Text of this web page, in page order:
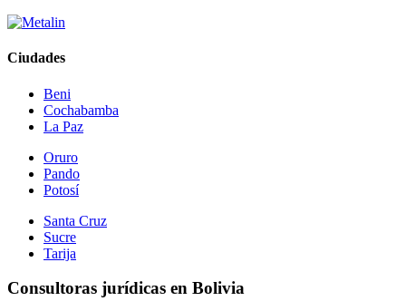
Ciudades
Beni
Cochabamba
La Paz
Oruro
Pando
Potosí
Santa Cruz
Sucre
Tarija
Consultoras jurídicas en Bolivia